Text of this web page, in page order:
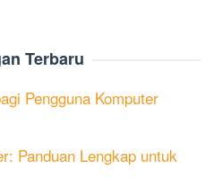
Terbaru
Pengguna Komputer
Panduan Lengkap untuk